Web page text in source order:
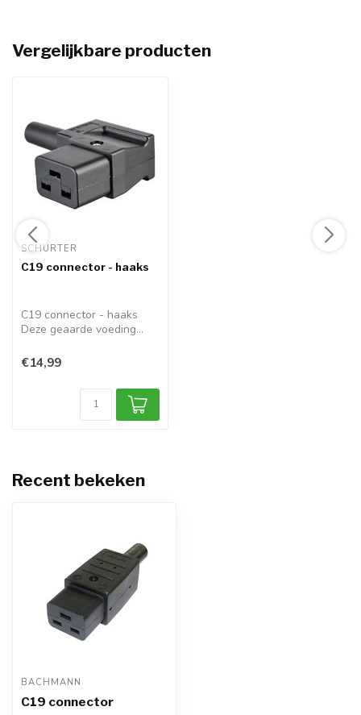
Vergelijkbare producten
SCHURTER
C19 connector - haaks
C19 connector - haaks
Deze geaarde voeding
€14,99
Recent bekeken
BACHMANN
C19 connector